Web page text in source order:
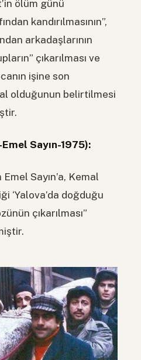
ölüm günü
kandırılmasının”,
arkadaşlarının
çıkarılması ve
işine son
olduğunun belirtilmesi
Sayın-1975):
Emel Sayın’a, Kemal
‘Yalova’da doğduğu
çıkarılması”